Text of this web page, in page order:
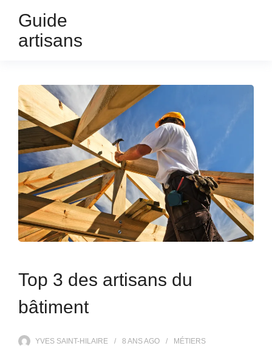
Guide
artisans
Top 3 des artisans du
bâtiment
YVES SAINT-HILAIRE 8 ANSAGO MÉTIERS